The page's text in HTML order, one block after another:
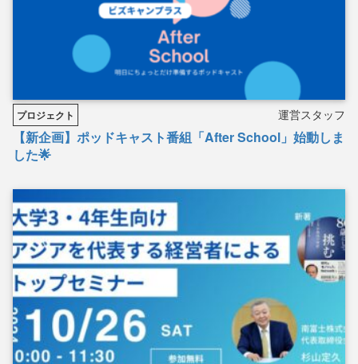
プロジェクト 運営スタッフ
【新企画】ポッドキャスト番組「After School」始動しま
した🌟